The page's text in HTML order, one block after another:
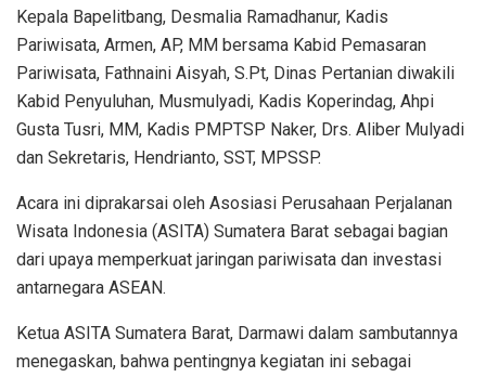
Kepala Bapelitbang, Desmalia Ramadhanur, Kadis
Pariwisata, Armen, AP, MM bersama Kabid Pemasaran
Pariwisata, Fathnaini Aisyah, S.Pt, Dinas Pertanian diwakili
Kabid Penyuluhan, Musmulyadi, Kadis Koperindag, Ahpi
Gusta Tusri, MM, Kadis PMPTSP Naker, Drs. Aliber Mulyadi
dan Sekretaris, Hendrianto, SST, MPSSP.
Acara ini diprakarsai oleh Asosiasi Perusahaan Perjalanan
Wisata Indonesia (ASITA) Sumatera Barat sebagai bagian
dari upaya memperkuat jaringan pariwisata dan investasi
antarnegara ASEAN.
Ketua ASITA Sumatera Barat, Darmawi dalam sambutannya
menegaskan, bahwa pentingnya kegiatan ini sebagai